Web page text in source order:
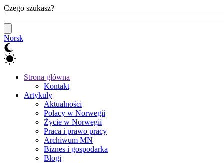
Czego szukasz?
Norsk
Strona główna
Kontakt
Artykuły
Aktualności
Polacy w Norwegii
Życie w Norwegii
Praca i prawo pracy
Archiwum MN
Biznes i gospodarka
Blogi